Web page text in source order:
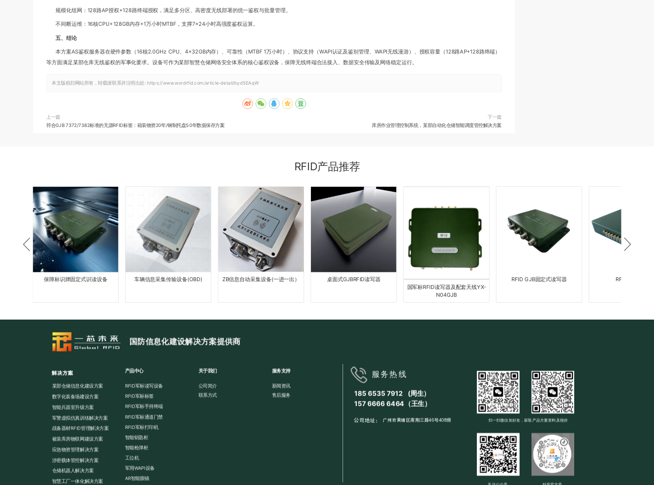
规模化组网：128路AP授权+128路终端授权，满足多分区、高密度无线部署的统一鉴权与批量管理。
不间断运维：16核CPU+128GB内存+1万小时MTBF，支撑7×24小时高强度鉴权运算。
五、结论
本方案AS鉴权服务器在硬件参数（16核2.0GHz CPU、4×32GB内存）、可靠性（MTBF 1万小时）、协议支持（WAPI认证及鉴别管理、WAPI无线漫游）、授权容量（128路AP+128路终端）
等方面满足某部仓库无线鉴权的军事化要求。设备可作为某部智慧仓储网络安全体系的核心鉴权设备，保障无线终端合法接入、数据安全传输及网络稳定运行。
本文版权归网站所有，转载请联系并注明出处:https://www.wordrfid.com/article-detail/byd5EAqW
上一篇
符合GJB 7372/7382标准的无源RFID标签：箱装物资20年/钢制托盘50年数据保存方案
下一篇
库房作业管理控制系统，某部自动化仓储智能调度管控解决方案
RFID产品推荐
保障标识牌固定式识读设备 车辆信息采集传输设备(OBD) ZB信息自动采集设备(一进一出）
桌面式GJBRFID读写器
国军标RFID读写器及配套天线YX-
N04GJB
RFID GJB固定式读写器 RFID控制模组
国防信息化建设解决方案提供商
解决方案
某部仓储信息化建设方案
数字化装备场建设方案
智能兵器室升级方案
军警虚拟仿真训练解决方案
战备器材RFID管理解决方案
被装库房物联网建设方案
应急物资管理解决方案
涉密载体管控解决方案
仓储机器人解决方案
智慧工厂一体化解决方案
产品中心
RFID军标读写设备
RFID军标标签
RFID军标手持终端
RFID军标通道门禁
RFID军标打印机
智能钥匙柜
智能枪弹柜
工位机
军用WAPI设备
AR智能眼镜
关于我们
公司简介
联系方式
服务支持
新闻资讯
售后服务
服务热线
185 6535 7912 (周生）
157 6666 6464（王生）
公司地址： 广州市黄埔区南翔三路46号408房 扫一扫微信加好友，获取产品方案资料及报价